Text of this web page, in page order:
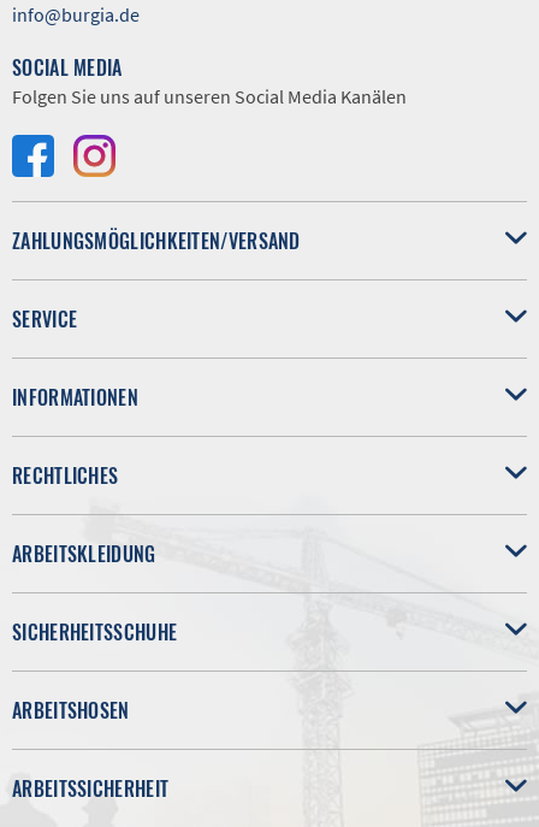
info@burgia.de
SOCIAL MEDIA
Folgen Sie uns auf unseren Social Media Kanälen
ZAHLUNGSMÖGLICHKEITEN/VERSAND
SERVICE
INFORMATIONEN
RECHTLICHES
ARBEITSKLEIDUNG
SICHERHEITSSCHUHE
ARBEITSHOSEN
ARBEITSSICHERHEIT